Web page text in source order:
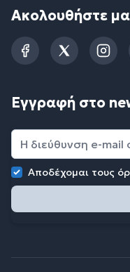
Ακολουθήστε
FacebookTwitter
Εγγραφή στο
Αποδέχομαι τους